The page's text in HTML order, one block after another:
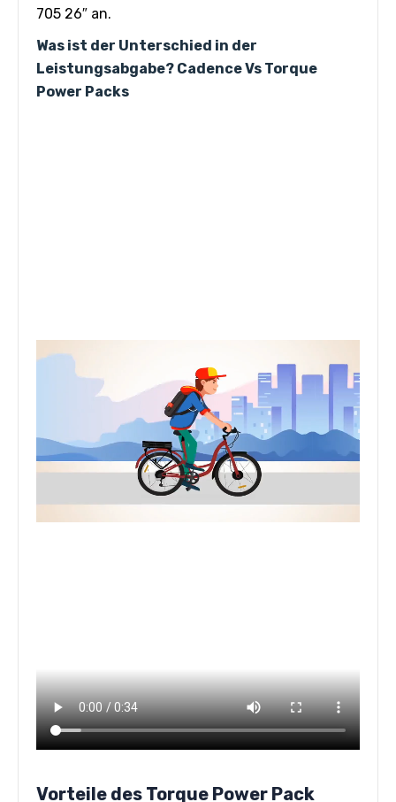
705 26″ an.
Was ist der Unterschied in der
Leistungsabgabe? Cadence Vs Torque
Power Packs
Vorteile des Torque Power Pack